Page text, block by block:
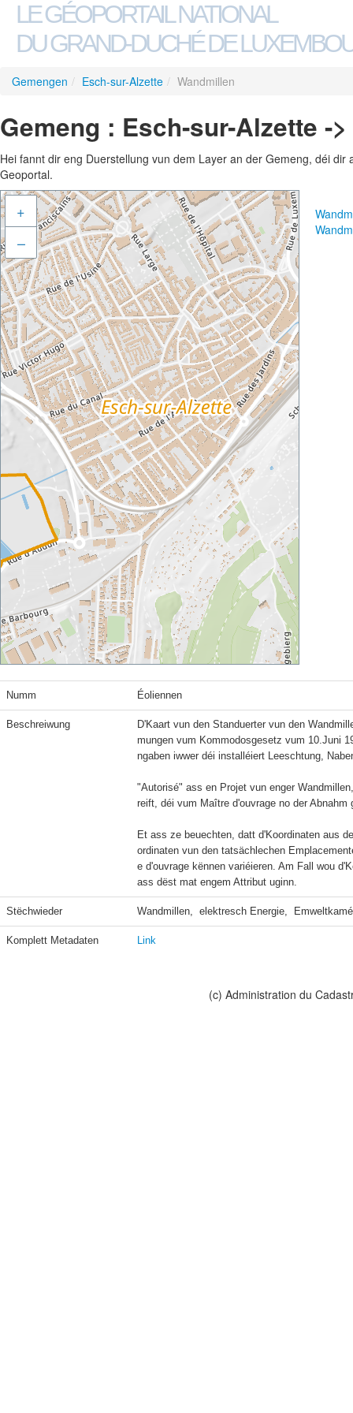
LE GÉOPORTAIL NATIONAL
DU GRAND-DUCHÉ DE
Gemengen / Esch-sur-Alzette / Wandmillen
Gemeng : Esch-sur-Alzette -
Hei fannt dir eng Duerstellung vun dem Layer an der Gemeng, déi
Geoportal.
+
–
Numm Éoliennen
Beschreiwung
D'Kaart vun den Standuerter vun den
mungen vum Kommodosgesetz vum 10.Juni
ngaben iwwer déi installéiert Leeschtung,
"Autorisé" ass en Projet vun enger
reift, déi vum Maître d'ouvrage no der Abnahm
Et ass ze beuechten, datt d'Koordinaten aus
ordinaten vun den tatsächlechen
e d'ouvrage kënnen variéieren. Am Fall wou
ass dëst mat engem Attribut uginn.
Stëchwieder Wandmillen,  elektresch Energie,
Komplett Metadaten Link
(c) Administration du